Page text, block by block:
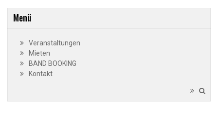
Menü
Veranstaltungen
Mieten
BAND BOOKING
Kontakt